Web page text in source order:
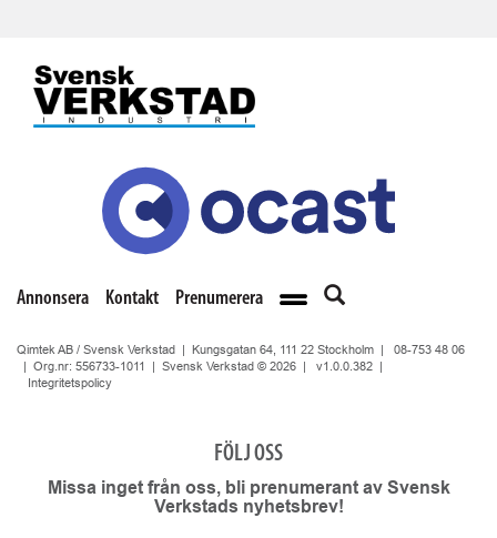
Annonsera Kontakt Prenumerera
Qimtek AB / Svensk Verkstad | Kungsgatan 64, 111 22 Stockholm | 08-753 48 06
| Org.nr: 556733-1011 | Svensk Verkstad © 2026 | v1.0.0.382
Integritetspolicy
FÖLJ OSS
Missa inget från oss, bli prenumerant av Svensk
Verkstads nyhetsbrev!